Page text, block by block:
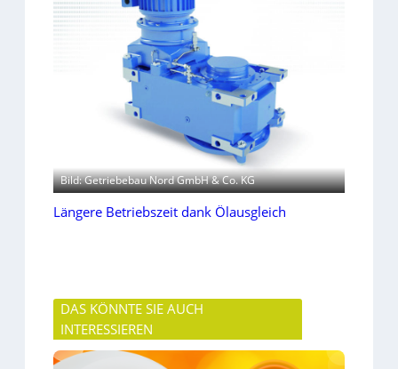
Bild: Getriebebau Nord GmbH & Co. KG
Längere Betriebszeit dank Ölausgleich
DAS KÖNNTE SIE AUCH
INTERESSIEREN